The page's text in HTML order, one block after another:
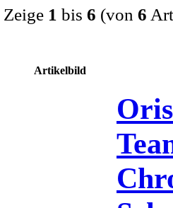
Zeige 1 bis 6 (von 6
Artikelbild